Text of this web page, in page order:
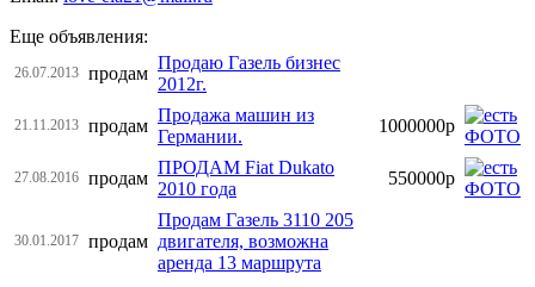
Еще объявления:
26.07.2013 продам
Продаю Газель бизнес
2012г.
21.11.2013 продам
Продажа машин из
Германии.
1000000р
27.08.2016 продам
ПРОДАМ Fiat Dukato
2010 года
550000р
30.01.2017 продам
Продам Газель 3110 205
двигателя, возможна
аренда 13 маршрута